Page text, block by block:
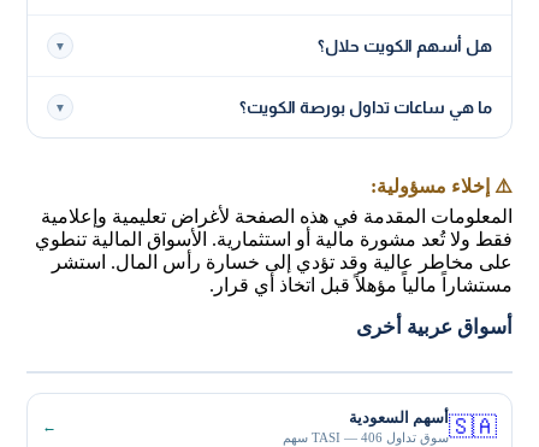
هل أسهم الكويت حلال؟ ▼
ما هي ساعات تداول بورصة الكويت؟ ▼
⚠️ إخلاء مسؤولية:
المعلومات المقدمة في هذه الصفحة لأغراض تعليمية وإعلامية
فقط ولا تُعد مشورة مالية أو استثمارية. الأسواق المالية تنطوي
على مخاطر عالية وقد تؤدي إلى خسارة رأس المال. استشر
مستشاراً مالياً مؤهلاً قبل اتخاذ أي قرار.
أسواق عربية أخرى
🇸🇦أسهم السعودية
سوق تداول TASI — 406 سهم
←